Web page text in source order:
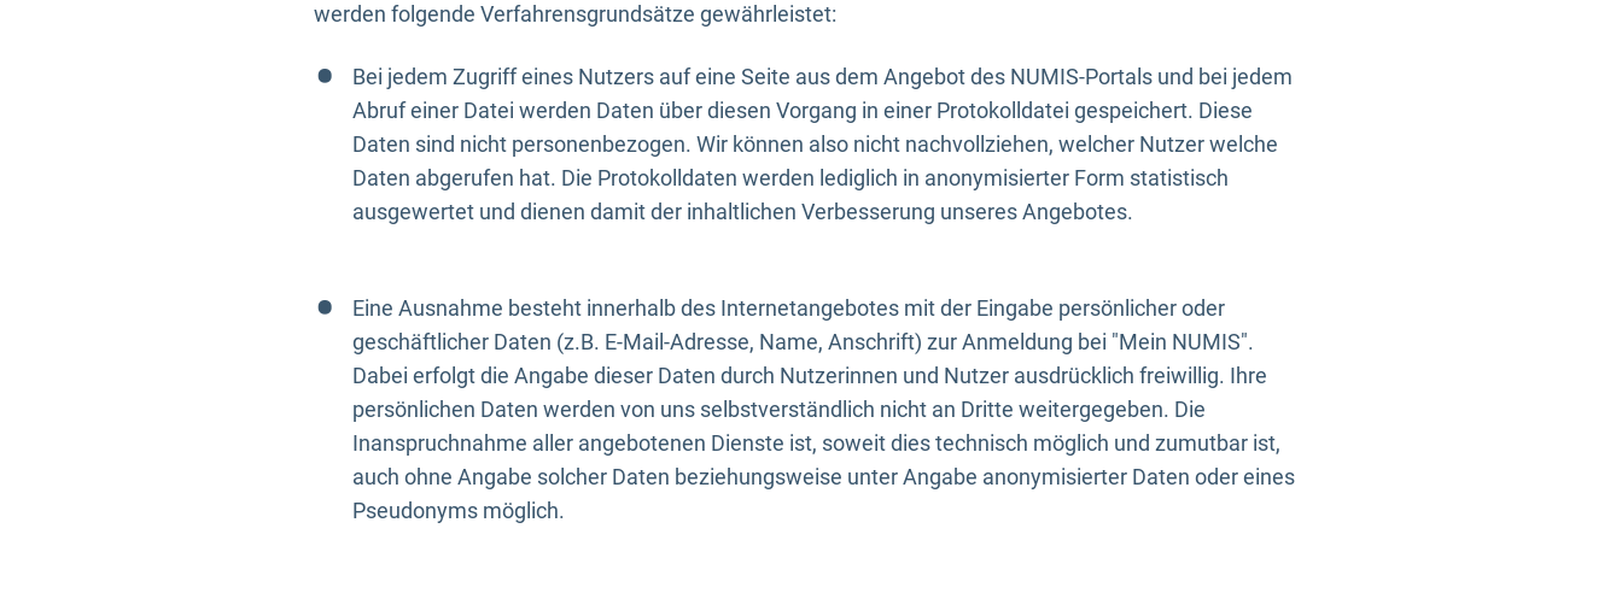
werden folgende Verfahrensgrundsätze gewährleistet:
Bei jedem Zugriff eines Nutzers auf eine Seite aus dem Angebot des NUMIS-Portals und bei jedem
Abruf einer Datei werden Daten über diesen Vorgang in einer Protokolldatei gespeichert. Diese
Daten sind nicht personenbezogen. Wir können also nicht nachvollziehen, welcher Nutzer welche
Daten abgerufen hat. Die Protokolldaten werden lediglich in anonymisierter Form statistisch
ausgewertet und dienen damit der inhaltlichen Verbesserung unseres Angebotes.
Eine Ausnahme besteht innerhalb des Internetangebotes mit der Eingabe persönlicher oder
geschäftlicher Daten (z.B. E-Mail-Adresse, Name, Anschrift) zur Anmeldung bei "Mein NUMIS".
Dabei erfolgt die Angabe dieser Daten durch Nutzerinnen und Nutzer ausdrücklich freiwillig. Ihre
persönlichen Daten werden von uns selbstverständlich nicht an Dritte weitergegeben. Die
Inanspruchnahme aller angebotenen Dienste ist, soweit dies technisch möglich und zumutbar ist,
auch ohne Angabe solcher Daten beziehungsweise unter Angabe anonymisierter Daten oder eines
Pseudonyms möglich.